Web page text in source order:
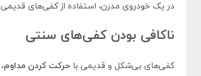
در یک خودروی مدرن، استفاده از کفی‌های
ناکافی بودن کفی‌های سنتی
کفی‌های بی‌شکل و قدیمی باحرکت کردن مداوم،